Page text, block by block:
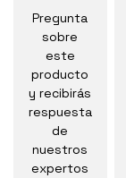
Pregunta
sobre
este
producto
y recibirás
respuesta
de
nuestros
expertos